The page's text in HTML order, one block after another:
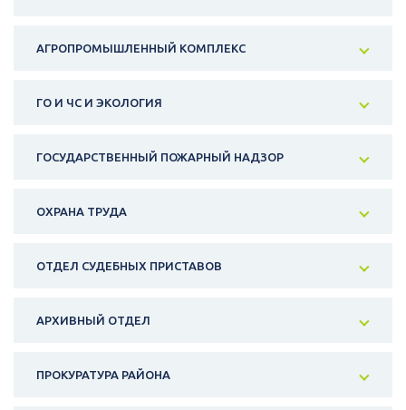
АГРОПРОМЫШЛЕННЫЙ КОМПЛЕКС
ГО И ЧС И ЭКОЛОГИЯ
ГОСУДАРСТВЕННЫЙ ПОЖАРНЫЙ НАДЗОР
ОХРАНА ТРУДА
ОТДЕЛ СУДЕБНЫХ ПРИСТАВОВ
АРХИВНЫЙ ОТДЕЛ
ПРОКУРАТУРА РАЙОНА